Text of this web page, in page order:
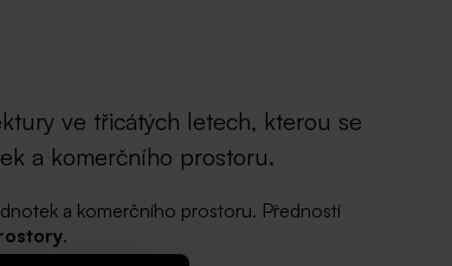
ve třicátých letech, kterou se
a komerčního prostoru.
a komerčního prostoru. Předností
.